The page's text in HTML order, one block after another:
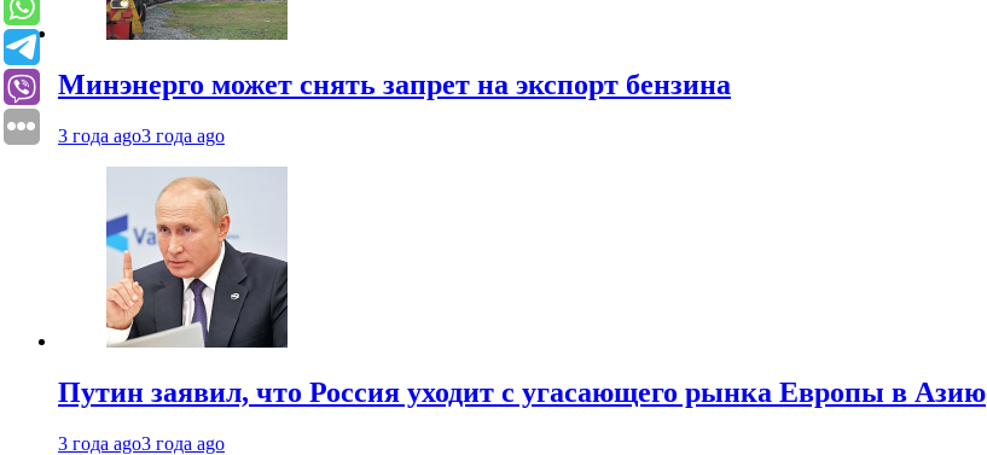
Минэнерго может снять запрет на экспорт бензина
3 года ago3 года ago
Путин заявил, что Россия уходит с угасающего рынка Европы в Азию
3 года ago3 года ago